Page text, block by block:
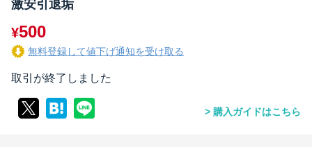
激安引退垢
¥500
無料登録して値下げ通知を受け取る
取引が終了しました
購入ガイドはこちら